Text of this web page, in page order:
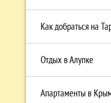
Как добраться на
Отдых в Алупке
Апартаменты в